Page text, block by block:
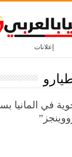
إعلانات
في المانيا